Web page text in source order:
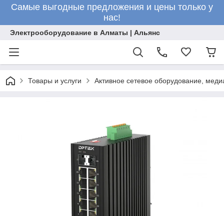
Самые выгодные предложения и цены только у
нас!
Электрооборудование в Алматы | Альянс
Товары и услуги Активное сетевое оборудование,